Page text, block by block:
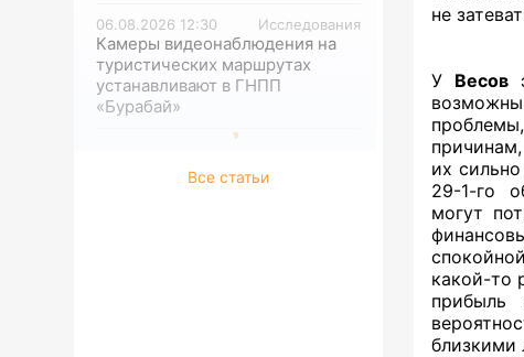
06.08.2026 12:30 Исследования
Камеры видеонаблюдения на
туристических маршрутах
устанавливают в ГНПП
«Бурабай»
Все статьи
не
У Весов
их
29-1-го
могут
какой-то
прибыль
близкими